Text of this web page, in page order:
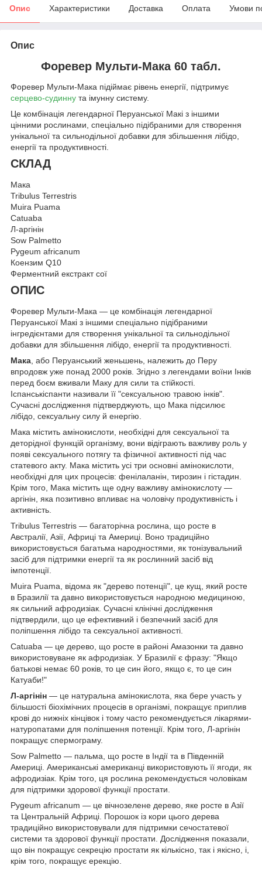
Опис Характеристики Доставка Оплата Умови
Опис
Форевер Мульти-Мака 60 табл.
Форевер Мульти-Мака підіймає рівень енергії, підтримує
серцево-судинну та імунну систему.
Це комбінація легендарної Перуанської Макі з іншими
цінними рослинами, спеціально підібраними для створення
унікальної та сильнодільної добавки для збільшення лібідо,
енергії та продуктивності.
СКЛАД
Мака
Tribulus Terrestris
Muira Puama
Catuaba
Л-аргінін
Sow Palmetto
Pygeum africanum
Коензим Q10
Ферментний екстракт сої
ОПИС
Форевер Мульти-Мака — це комбінація легендарної
Перуанської Макі з іншими спеціально підібраними
інгредієнтами для створення унікальної та сильнодільної
добавки для збільшення лібідо, енергії та продуктивності.
Мака , або Перуанський женьшень, належить до Перу
впродовж уже понад 2000 років. Згідно з легендами воїни Інків
перед боєм вживали Маку для сили та стійкості.
Іспанськіспанти називали її "сексуальною травою інків".
Сучасні дослідження підтверджують, що Мака підсилює
лібідо, сексуальну силу й енергію.
Мака містить амінокислоти, необхідні для сексуальної та
деторідної функцій організму, вони відіграють важливу роль у
появі сексуального потягу та фізичної активності під час
статевого акту. Мака містить усі три основні амінокислоти,
необхідні для цих процесів: фенілаланін, тирозин і гістадин.
Крім того, Мака містить ще одну важливу амінокислоту —
аргінін, яка позитивно впливає на чоловічу продуктивність і
активність.
Tribulus Terrestris — багаторічна рослина, що росте в
Австралії, Азії, Африці та Америці. Воно традиційно
використовується багатьма народностями, як тонізувальний
засіб для підтримки енергії та як рослинний засіб від
імпотенції.
Muira Puama, відома як "дерево потенції", це кущ, який росте
в Бразилії та давно використовується народною медициною,
як сильний афродизіак. Сучасні клінічні дослідження
підтвердили, що це ефективний і безпечний засіб для
поліпшення лібідо та сексуальної активності.
Catuaba — це дерево, що росте в районі Амазонки та давно
використовуване як афродизіак. У Бразилії є фразу: "Якщо
батькові немає 60 років, то це син його, якщо є, то це син
Катуаби!"
Л-аргінін — це натуральна амінокислота, яка бере участь у
більшості біохімічних процесів в організмі, покращує приплив
крові до нижніх кінцівок і тому часто рекомендується лікарями-
натуропатами для поліпшення потенції. Крім того, Л-аргінін
покращує спермограму.
Sow Palmetto — пальма, що росте в Індії та в Південній
Америці. Американські американці використовують її ягоди, як
афродизіак. Крім того, ця рослина рекомендується чоловікам
для підтримки здорової функції простати.
Pygeum africanum — це вічнозелене дерево, яке росте в Азії
та Центральній Африці. Порошок із кори цього дерева
традиційно використовували для підтримки сечостатевої
системи та здорової функції простати. Дослідження показали,
що він покращує секрецію простати як кількісно, так і якісно, і,
крім того, покращує ерекцію.